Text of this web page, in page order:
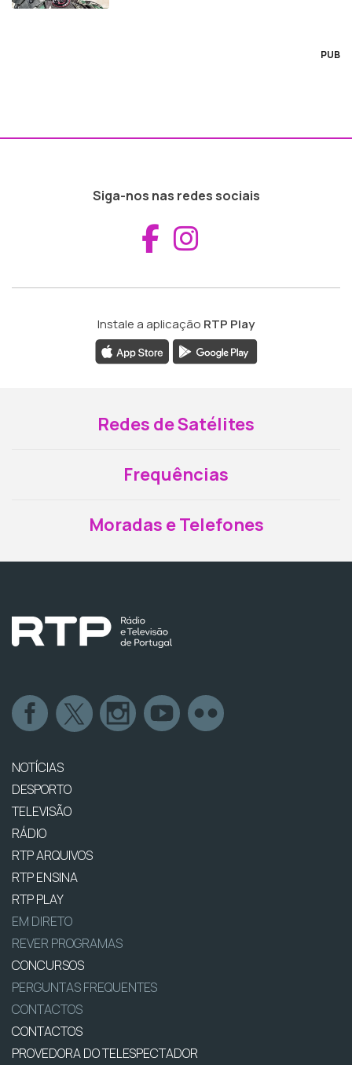
PUB
Siga-nos nas redes sociais
Aceder ao
Instale a aplicação RTP Play
Redes de Satélites
Frequências
Moradas e Telefones
NOTÍCIAS
DESPORTO
TELEVISÃO
RÁDIO
RTP ARQUIVOS
RTP ENSINA
RTP PLAY
EM DIRETO
REVER PROGRAMAS
CONCURSOS
PERGUNTAS FREQUENTES
CONTACTOS
CONTACTOS
PROVEDORA DO TELESPECTADOR